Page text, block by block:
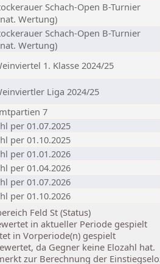
Schach-Open B-Turnier
Wertung)
Schach-Open B-Turnier
Wertung)
1. Klasse 2024/25
Liga 2024/25
7
per 01.07.2025
per 01.10.2025
per 01.01.2026
per 01.04.2026
per 01.07.2026
per 01.10.2026
Feld St (Status)
in aktueller Periode gespielt
in Vorperiode(n) gespielt
da Gegner keine Elozahl hat.
zur Berechnung der